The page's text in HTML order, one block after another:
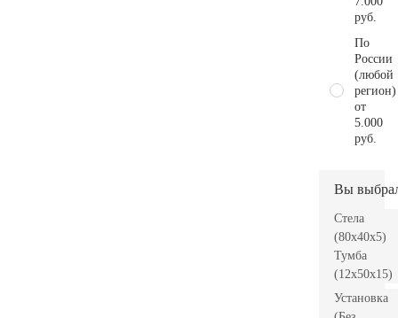
руб.
По
России
(любой
регион)
от
5.000
руб.
Вы
Стела
(80x40x5)
Тумба
(12x50x15)
Установка